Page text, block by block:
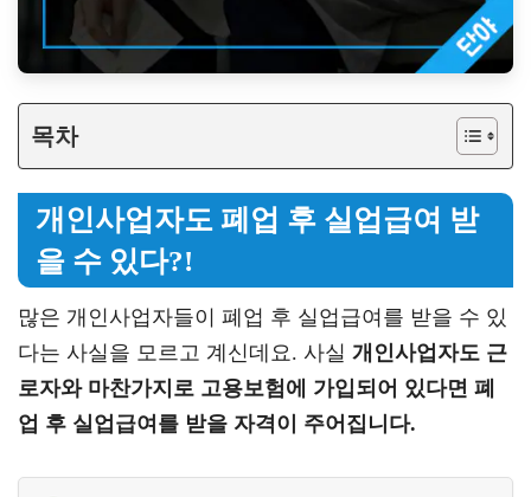
목차
개인사업자도 폐업 후 실업급여 받
을 수 있다?!
많은 개인사업자들이 폐업 후 실업급여를 받을 수 있
다는 사실을 모르고 계신데요. 사실 개인사업자도 근
로자와 마찬가지로 고용보험에 가입되어 있다면 폐
업 후 실업급여를 받을 자격이 주어집니다.